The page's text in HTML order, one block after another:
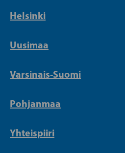
Helsinki
Uusimaa
Varsinais-Suomi
Pohjanmaa
Yhteispiiri